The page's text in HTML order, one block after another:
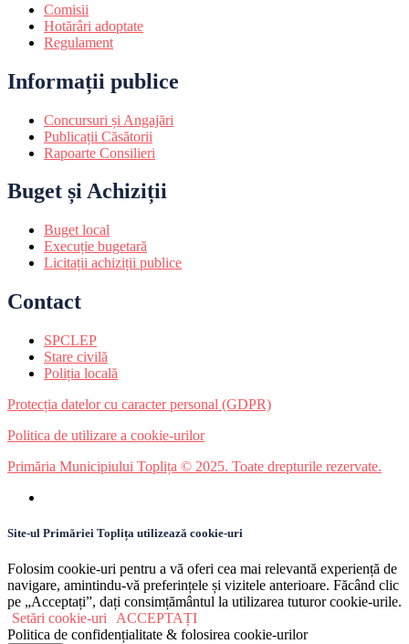
Comisii
Hotărâri adoptate
Regulament
Informații publice
Concursuri și Angajări
Publicații Căsătorii
Rapoarte Consilieri
Buget și Achiziții
Buget local
Execuție bugetară
Licitații achiziții publice
Contact
SPCLEP
Stare civilă
Poliția locală
Protecția datelor cu caracter personal (GDPR)
Politica de utilizare a cookie-urilor
Primăria Municipiului Toplița © 2025. Toate drepturile rezervate.
Site-ul Primăriei Toplița utilizează cookie-uri
Folosim cookie-uri pentru a vă oferi cea mai relevantă experiență de
navigare, amintindu-vă preferințele și vizitele anterioare. Făcând clic
pe „Acceptați”, dați consimțământul la utilizarea tuturor cookie-urile.
Setări cookie-uri ACCEPTAȚI
Politica de confidențialitate & folosirea cookie-urilor